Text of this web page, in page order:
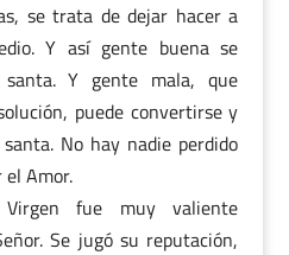
se trata de dejar hacer a
Y así gente buena se
Y gente mala, que
puede convertirse y
No hay nadie perdido
el Amor.
fue muy valiente
Se jugó su reputación,